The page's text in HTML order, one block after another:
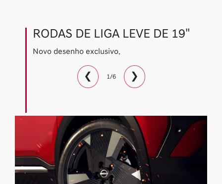
RODAS DE LIGA LEVE DE 19"
Novo desenho exclusivo.
❮ 1/6 ❯